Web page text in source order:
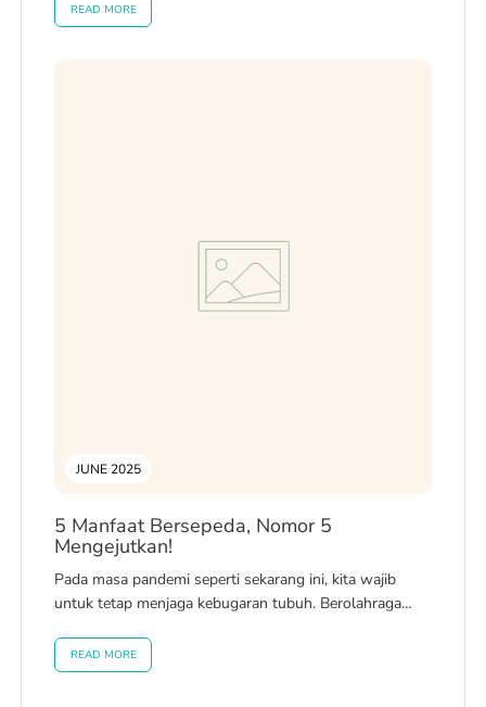
READ MORE
JUNE 2025
5 Manfaat Bersepeda, Nomor 5
Mengejutkan!
Pada masa pandemi seperti sekarang ini, kita wajib
untuk tetap menjaga kebugaran tubuh. Berolahraga
READ MORE